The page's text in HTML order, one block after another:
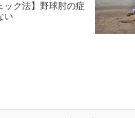
ック法】野球肘の症
い